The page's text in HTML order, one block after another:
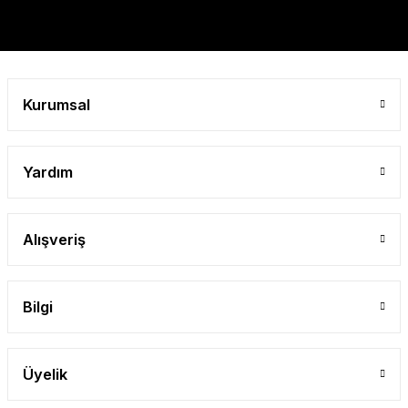
Kurumsal
Yardım
Alışveriş
Bilgi
Üyelik